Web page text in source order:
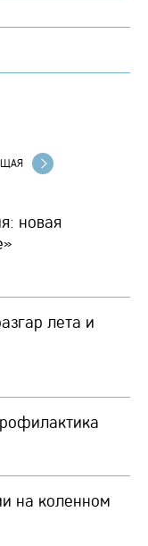
новая
лета и
на коленном